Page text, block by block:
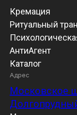
Кремация
Ритуальный
АнтиАгент
Каталог
Адрес
Московское